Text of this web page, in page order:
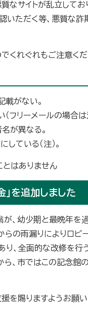
サイトが乱立してお
ただく等、悪質な詐
くれぐれもご注意くだ
載がない。
フリーメールの場合は
が異なる。
ている（注）。
とはありません
を追加しました
、幼少期と最晩年
の雨漏りによりロビ
、全面的な改修を行
、市ではこの記念館
を賜りますようお願い